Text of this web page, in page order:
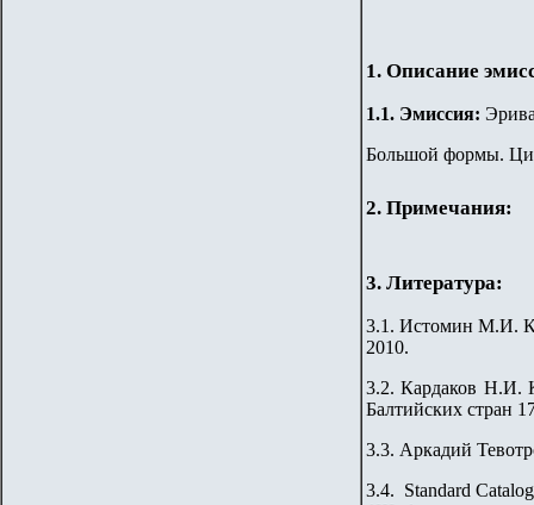
1. Описание
1.1. Эмиссия:
Большой формы.
2. Примечания:
3. Литература:
3.1. Истомин М.И.
2010.
3.2.Кардаков Н.И.
Балтийских стран
3.3. Аркадий
3.4. Standard